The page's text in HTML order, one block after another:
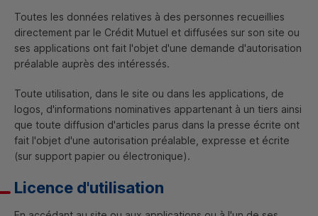
Toutes les données relatives à des personnes recueillies
directement par le Crédit Mutuel et diffusées sur son site ou
ses applications ont fait l'objet d'une demande d'autorisation
préalable auprès des intéressés.
Toute utilisation, dans le site ou dans les applications, de
logos, d'informations nominatives appartenant à un tiers ainsi
que toute diffusion d'articles parus dans la presse écrite ont
fait l'objet d'une autorisation préalable, expresse et écrite
(sur support papier ou électronique).
Licence d'utilisation